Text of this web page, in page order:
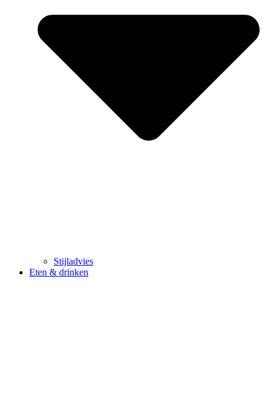
Stijladvies
Eten & drinken